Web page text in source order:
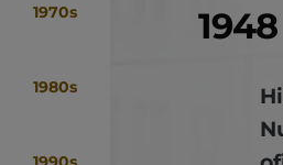
1970s
1980s
1948